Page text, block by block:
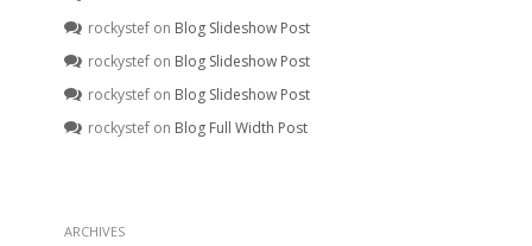
rockystef on Blog Slideshow Post
rockystef on Blog Slideshow Post
rockystef on Blog Slideshow Post
rockystef on Blog Full Width Post
ARCHIVES